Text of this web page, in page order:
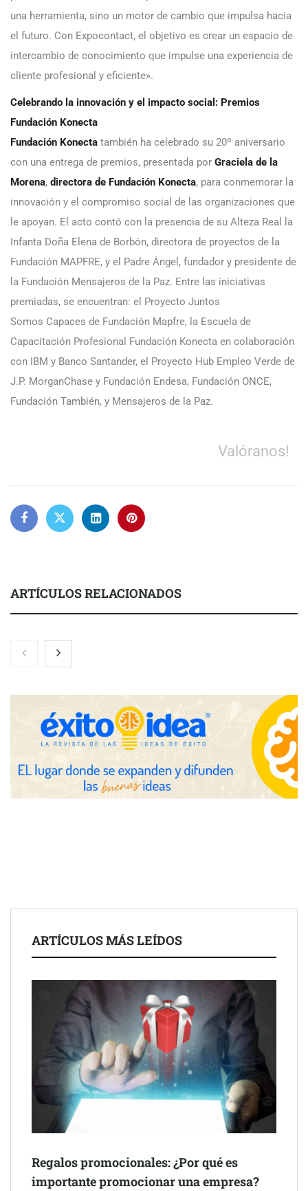
una herramienta, sino un motor de cambio que impulsa hacia
el futuro. Con Expocontact, el objetivo es crear un espacio de
intercambio de conocimiento que impulse una experiencia de
cliente profesional y eficiente».
Celebrando la innovación y el impacto social: Premios
Fundación Konecta
Fundación Konecta también ha celebrado su 20º aniversario
con una entrega de premios, presentada por Graciela de la
Morena, directora de Fundación Konecta, para conmemorar la
innovación y el compromiso social de las organizaciones que
le apoyan. El acto contó con la presencia de su Alteza Real la
Infanta Doña Elena de Borbón, directora de proyectos de la
Fundación MAPFRE, y el Padre Ángel, fundador y presidente de
la Fundación Mensajeros de la Paz. Entre las iniciativas
premiadas, se encuentran: el Proyecto Juntos
Somos Capaces de Fundación Mapfre, la Escuela de
Capacitación Profesional Fundación Konecta en colaboración
con IBM y Banco Santander, el Proyecto Hub Empleo Verde de
J.P. MorganChase y Fundación Endesa, Fundación ONCE,
Fundación También, y Mensajeros de la Paz.
Valóranos!
ARTÍCULOS RELACIONADOS
Nicols presenta seis modelos de anillos de compromiso para el
eclipse solar del 12 de agosto
avanzadas para trading estratégico
COMPALISS de LYSOTRIC: cuando un solo producto multiplica
las posibilidades del salón profesional
Schaeffler mejora su rentabilidad en el primer semestre de 2026
NOVA: innovación y diseño que transforman espacios de la
mano de Tormo Franquicias
ARTÍCULOS MÁS LEÍDOS
Regalos promocionales: ¿Por qué es
importante promocionar una empresa?